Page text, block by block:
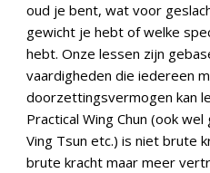
oud je bent, wat voor
gewicht je hebt of welke
hebt. Onze lessen zijn
vaardigheden die iedereen
doorzettingsvermogen kan
Practical Wing Chun (ook
Ving Tsun etc.) is niet brute
brute kracht maar meer